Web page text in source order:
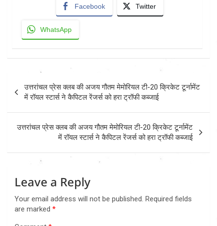
Facebook Twitter
WhatsApp
navigation
उत्तरांचल प्रेस क्लब की अजय गौतम मेमोरियल टी-20 क्रिकेट टूर्नामेंट
में रॉयल स्टार्स ने कैपिटल रेंजर्स को हरा ट्रॉफी कब्जाई
उत्तरांचल प्रेस क्लब की अजय गौतम मेमोरियल टी-20 क्रिकेट टूर्नामेंट
में रॉयल स्टार्स ने कैपिटल रेंजर्स को हरा ट्रॉफी कब्जाई
Leave a Reply
Your email address will not be published. Required fields
are marked *